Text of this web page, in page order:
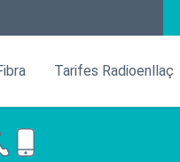
Tarifes Radioenllaç